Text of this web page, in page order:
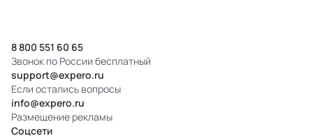
8 800 551 60 65
Звонок по России бесплатный
support@expero.ru
Если остались вопросы
info@expero.ru
Размещение рекламы
Соцсети